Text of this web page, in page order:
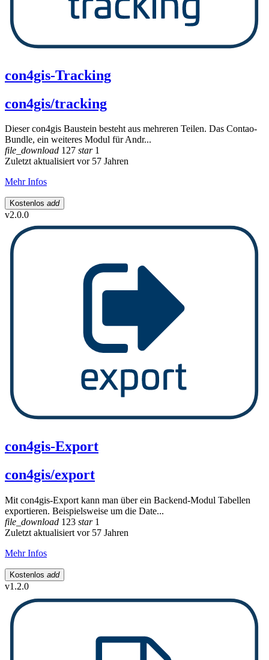
con4gis-Tracking
con4gis/tracking
Dieser con4gis Baustein besteht aus mehreren Teilen. Das Contao-
Bundle, ein weiteres Modul für Andr...
file_download 127 star1
Zuletzt aktualisiert vor 57 Jahren
Mehr Infos
Kostenlos add
v2.0.0
con4gis-Export
con4gis/export
Mit con4gis-Export kann man über ein Backend-Modul Tabellen
exportieren. Beispielsweise um die Date...
file_download 123 star1
Zuletzt aktualisiert vor 57 Jahren
Mehr Infos
Kostenlos add
v1.2.0